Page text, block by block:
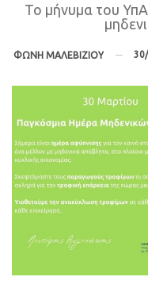
Το μήνυμα του
ΦΩΝΗ ΜΑΛΕΒΙΖΙΟΥ